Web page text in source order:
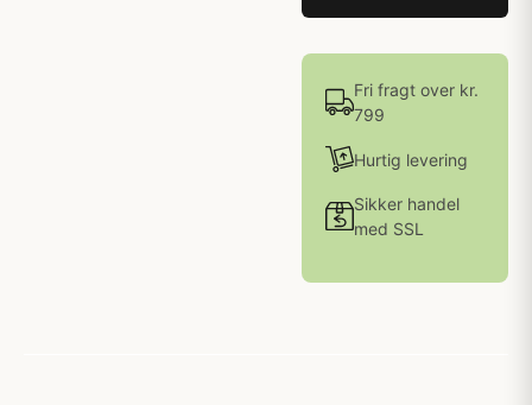
Fri fragt over kr.
799
Hurtig levering
Sikker handel
med SSL